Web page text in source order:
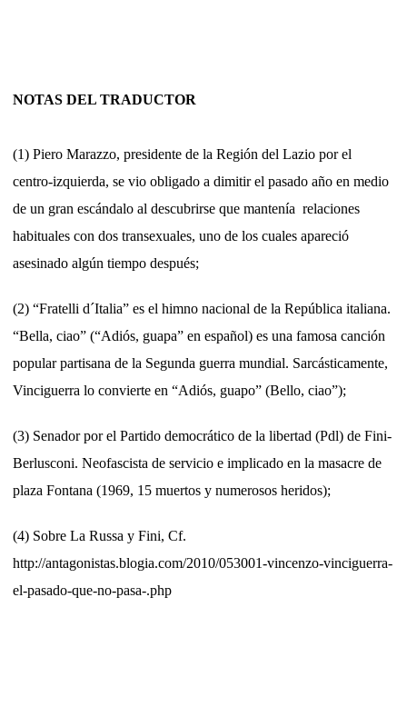
NOTAS DEL TRADUCTOR
(1) Piero Marazzo, presidente de la Región del Lazio por el
centro-izquierda, se vio obligado a dimitir el pasado año en medio
de un gran escándalo al descubrirse que mantenía relaciones
habituales con dos transexuales, uno de los cuales apareció
asesinado algún tiempo después;
(2) “Fratelli d´Italia” es el himno nacional de la República italiana.
“Bella, ciao” (“Adiós, guapa” en español) es una famosa canción
popular partisana de la Segunda guerra mundial. Sarcásticamente,
Vinciguerra lo convierte en “Adiós, guapo” (Bello, ciao”);
(3) Senador por el Partido democrático de la libertad (Pdl) de Fini-
Berlusconi. Neofascista de servicio e implicado en la masacre de
plaza Fontana (1969, 15 muertos y numerosos heridos);
(4) Sobre La Russa y Fini, Cf.
http://antagonistas.blogia.com/2010/053001-vincenzo-vinciguerra-
el-pasado-que-no-pasa-.php